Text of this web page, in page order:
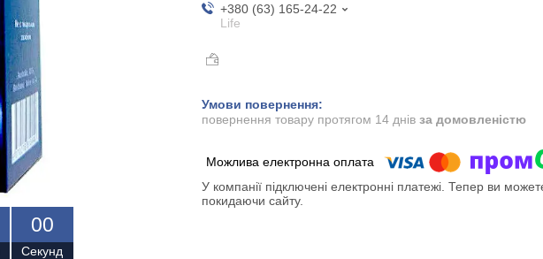
00
Секунд
+380 (63) 165-24-22
Life
повернення товару протягом 14 днів за домовленістю
У компанії підключені електронні платежі. Тепер ви
покидаючи сайту.